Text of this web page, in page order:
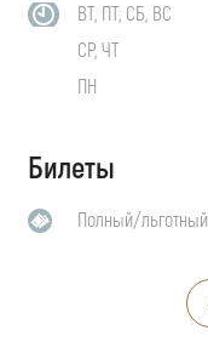
ВТ, ПТ, СБ, ВС
СР, ЧТ
ПН
Билеты
Полный/льготный